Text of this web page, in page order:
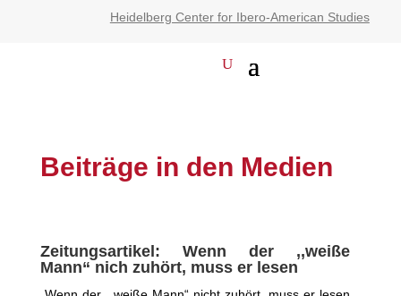
Heidelberg Center for Ibero-American Studies
Beiträge in den Medien
Zeitungsartikel: Wenn der ,,weiße
Mann“ nich zuhört, muss er lesen